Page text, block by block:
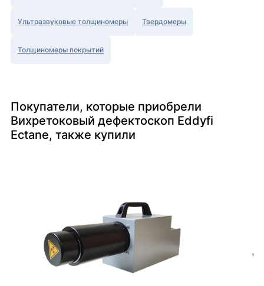
Ультразвуковые толщиномеры Твердомеры
Толщиномеры покрытий
Покупатели, которые приобрели
Вихретоковый дефектоскоп Eddyfi
Ectane, также купили